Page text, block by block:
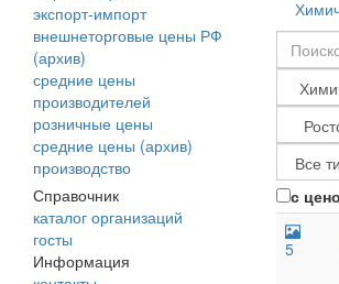
экспорт-импорт
внешнеторговые цены РФ
(архив)
средние цены
производителей
розничные цены
средние цены (архив)
производство
Справочник
каталог организаций
госты
Информация
с
5